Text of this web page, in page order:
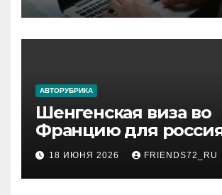
АВТОРУБРИКА
Шенгенская виза во
Францию для
2026 году: сроки от 3
и список
документов
18 ИЮНЯ 2026 FRIENDS72_RU